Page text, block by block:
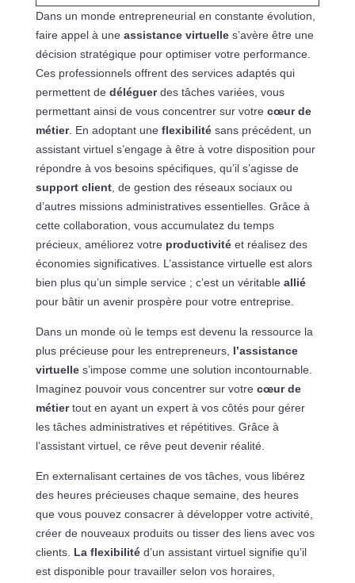
Dans un monde entrepreneurial en constante évolution,
faire appel à une assistance virtuelles’avère être une
décision stratégique pour optimiser votre performance.
Ces professionnels offrent des services adaptés qui
permettent de déléguerdes tâches variées, vous
permettant ainsi de vous concentrer sur votre cœur de
métier. En adoptant une flexibilitésans précédent, un
assistant virtuel s’engage à être à votre disposition pour
répondre à vos besoins spécifiques, qu’il s’agisse de
support client, de gestion des réseaux sociaux ou
d’autres missions administratives essentielles. Grâce à
cette collaboration, vous accumulatez du temps
précieux, améliorez votre productivitéet réalisez des
économies significatives. L’assistance virtuelle est alors
bien plus qu’un simple service ; c’est un véritable allié
pour bâtir un avenir prospère pour votre entreprise.
Dans un monde où le temps est devenu la ressource la
plus précieuse pour les entrepreneurs, l’assistance
virtuelles’impose comme une solution incontournable.
Imaginez pouvoir vous concentrer sur votre cœur de
métiertout en ayant un expert à vos côtés pour gérer
les tâches administratives et répétitives. Grâce à
l’assistant virtuel, ce rêve peut devenir réalité.
En externalisant certaines de vos tâches, vous libérez
des heures précieuses chaque semaine, des heures
que vous pouvez consacrer à développer votre activité,
créer de nouveaux produits ou tisser des liens avec vos
clients. La flexibilitéd’un assistant virtuel signifie qu’il
est disponible pour travailler selon vos horaires,